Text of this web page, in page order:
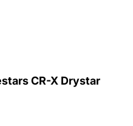
CR-X Drystar